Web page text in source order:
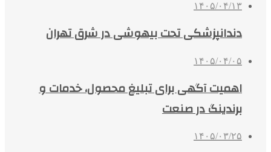
۱۴۰۵/۰۴/۱۳
دندانپزشکی تحت بیهوشی در شرق تهران
۱۴۰۵/۰۴/۰۵
اهمیت آگهی برای تبلیغ محصول، خدمات و
برندینگ در صنعت
۱۴۰۵/۰۳/۲۵